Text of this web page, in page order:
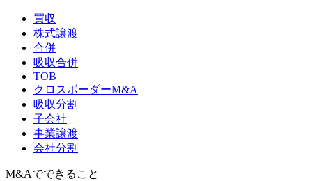
買収
株式譲渡
合併
吸収合併
TOB
クロスボーダーM&A
吸収分割
子会社
事業譲渡
会社分割
M&Aでできること